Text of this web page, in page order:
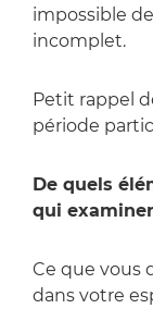
impossible
incomplet.
Petit rappel
période
De quels
qui
Ce que vous
dans votre